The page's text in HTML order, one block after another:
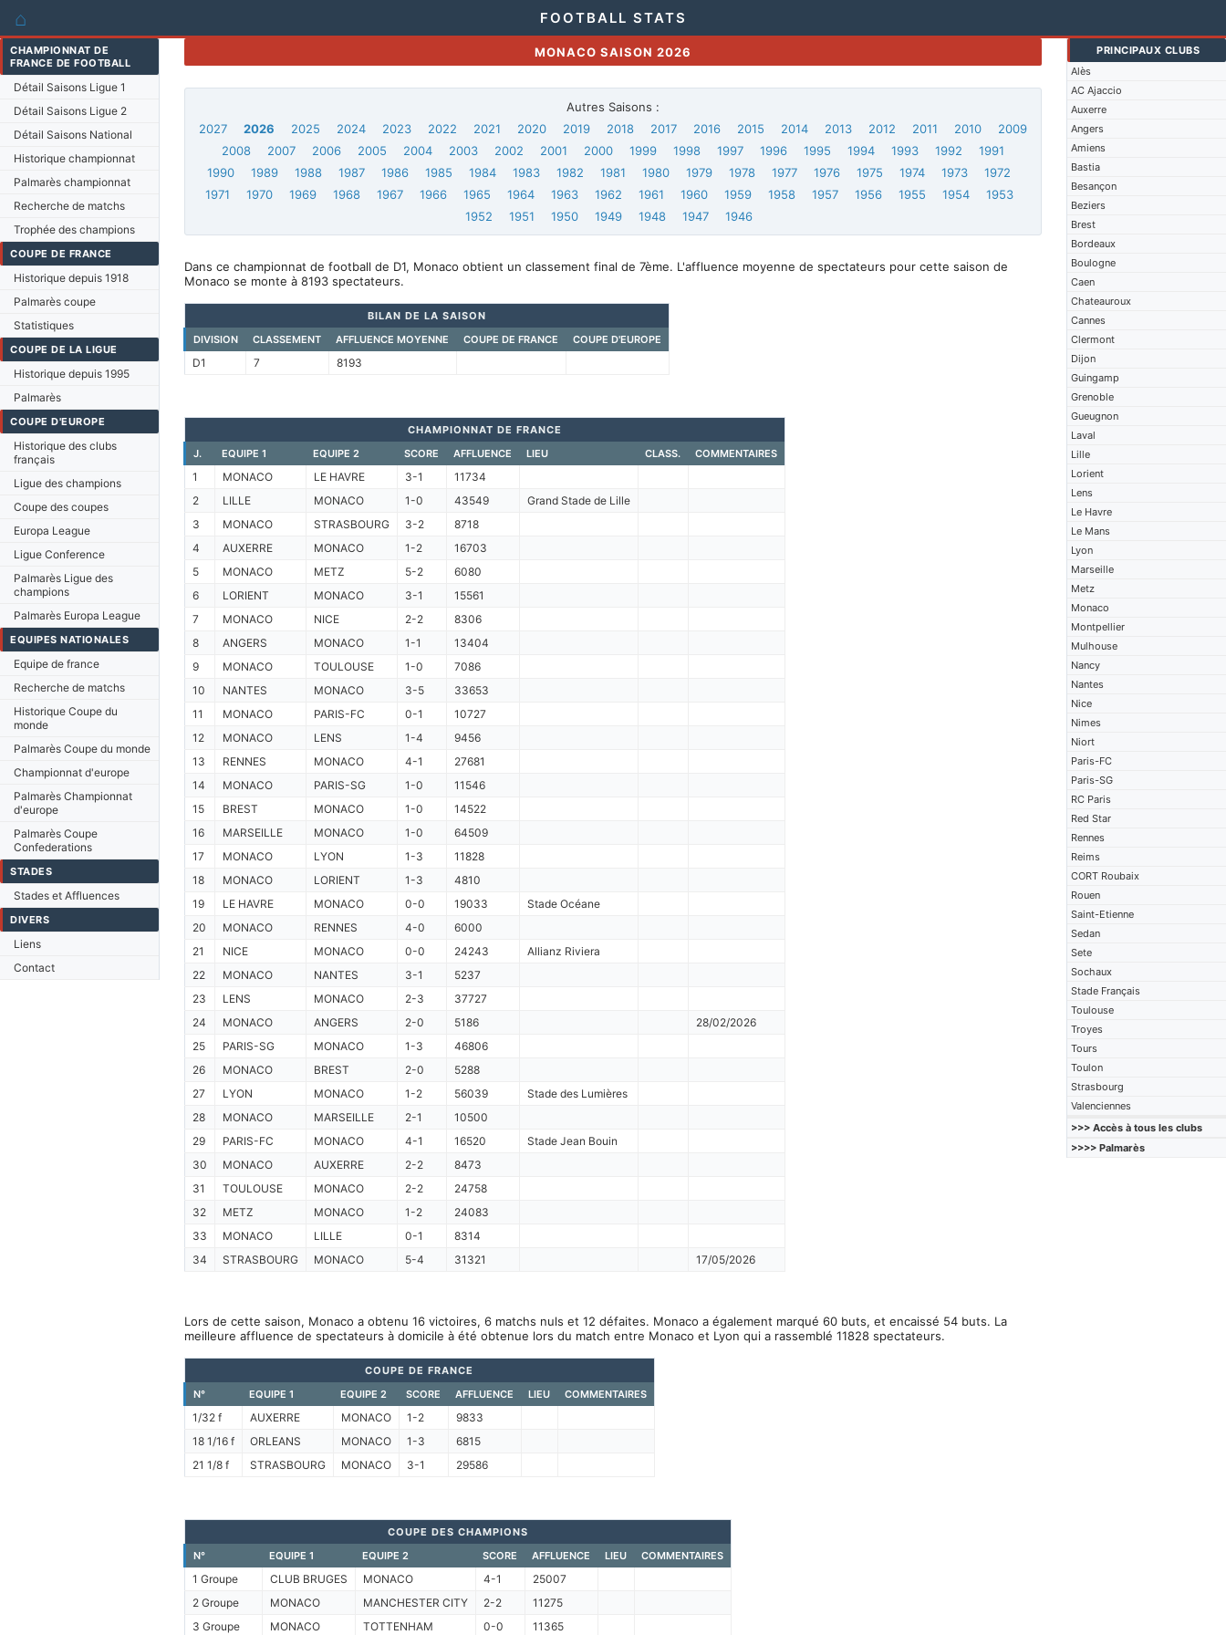
⌂ FOOTBALL STATS
CHAMPIONNAT DE
FRANCE DE FOOTBALL
Détail Saisons Ligue 1
Détail Saisons Ligue 2
Détail Saisons National
Historique championnat
Palmarès championnat
Recherche de matchs
Trophée des champions
COUPE DE FRANCE
Historique depuis 1918
Palmarès coupe
Statistiques
COUPE DE LA LIGUE
Historique depuis 1995
Palmarès
COUPE D'EUROPE
Historique des clubs
français
Ligue des champions
Coupe des coupes
Europa League
Ligue Conference
Palmarès Ligue des
champions
Palmarès Europa League
EQUIPES NATIONALES
Equipe de france
Recherche de matchs
Historique Coupe du
monde
Palmarès Coupe du monde
Championnat d'europe
Palmarès Championnat
d'europe
Palmarès Coupe
Confederations
STADES
Stades et Affluences
DIVERS
Liens
Contact
PRINCIPAUX CLUBS
Alès
AC Ajaccio
Auxerre
Angers
Amiens
Bastia
Besançon
Beziers
Brest
Bordeaux
Boulogne
Caen
Chateauroux
Cannes
Clermont
Dijon
Guingamp
Grenoble
Gueugnon
Laval
Lille
Lorient
Lens
Le Havre
Le Mans
Lyon
Marseille
Metz
Monaco
Montpellier
Mulhouse
Nancy
Nantes
Nice
Nimes
Niort
Paris-FC
Paris-SG
RC Paris
Red Star
Rennes
Reims
CORT Roubaix
Rouen
Saint-Etienne
Sedan
Sete
Sochaux
Stade Français
Toulouse
Troyes
Tours
Toulon
Strasbourg
Valenciennes
>>> Accès à tous les clubs
>>>> Palmarès
MONACO SAISON 2026
Autres Saisons :
2027
2026 2025 2024 2023 2022 2021 2020 2019 2018 2017 2016 2015 2014 2013 2012 2011 2010
2009
2008
2007 2006 2005 2004 2003 2002 2001 2000 1999 1998 1997 1996 1995 1994 1993 1992
1991
1990
1989 1988 1987 1986 1985 1984 1983 1982 1981 1980 1979 1978 1977 1976 1975 1974 1973
1972
1971
1970 1969 1968 1967 1966 1965 1964 1963 1962 1961 1960 1959 1958 1957 1956 1955 1954
1953
1952
1951 1950 1949 1948 1947 1946
Dans ce championnat de football de D1, Monaco obtient un classement final de 7ème. L'affluence moyenne de spectateurs pour cette saison de
Monaco se monte à 8193 spectateurs.
BILAN DE LA SAISON
DIVISION
CLASSEMENT AFFLUENCE MOYENNE COUPE DE FRANCE COUPE D'EUROPE
D1 7 8193
CHAMPIONNAT DE FRANCE
J.
EQUIPE 1 EQUIPE 2 SCORE AFFLUENCE LIEU CLASS. COMMENTAIRES
1 MONACO LE HAVRE 3-1
11734
2
LILLE MONACO 1-0 43549
Grand Stade de Lille
3
MONACO STRASBOURG 3-2
8718
4
AUXERRE MONACO 1-2
16703
5
MONACO METZ 5-2
6080
6
LORIENT MONACO 3-1
15561
7
MONACO NICE 2-2
8306
8
ANGERS MONACO 1-1
13404
9
MONACO TOULOUSE 1-0
7086
10
NANTES MONACO 3-5
33653
11
MONACO PARIS-FC 0-1
10727
12
MONACO LENS 1-4
9456
13
RENNES MONACO 4-1
27681
14
MONACO PARIS-SG 1-0
11546
15
BREST MONACO 1-0
14522
16
MARSEILLE MONACO 1-0
64509
17
MONACO LYON 1-3
11828
18
MONACO LORIENT 1-3
4810
19
LE HAVRE MONACO 0-0 19033
Stade Océane
20
MONACO RENNES 4-0
6000
21
NICE MONACO 0-0 24243
Allianz Riviera
22
MONACO NANTES 3-1
5237
23
LENS MONACO 2-3
37727
24
MONACO ANGERS 2-0 5186
28/02/2026
25
PARIS-SG MONACO 1-3
46806
26
MONACO BREST 2-0
5288
27
LYON MONACO 1-2 56039
Stade des Lumières
28
MONACO MARSEILLE 2-1
10500
29
PARIS-FC MONACO 4-1 16520
Stade Jean Bouin
30
MONACO AUXERRE 2-2
8473
31
TOULOUSE MONACO 2-2
24758
32
METZ MONACO 1-2
24083
33
MONACO LILLE 0-1
8314
34
STRASBOURG MONACO 5-4 31321 17/05/2026
Lors de cette saison, Monaco a obtenu 16 victoires, 6 matchs nuls et 12 défaites. Monaco a également marqué 60 buts, et encaissé 54 buts. La
meilleure affluence de spectateurs à domicile à été obtenue lors du match entre Monaco et Lyon qui a rassemblé 11828 spectateurs.
COUPE DE FRANCE
N°
EQUIPE 1 EQUIPE 2 SCORE AFFLUENCE LIEU COMMENTAIRES
1/32 f AUXERRE MONACO 1-2
9833
18 1/16 f
ORLEANS MONACO 1-3
6815
21 1/8 f
STRASBOURG MONACO 3-1 29586
COUPE DES CHAMPIONS
N°
EQUIPE 1 EQUIPE 2 SCORE AFFLUENCE LIEU COMMENTAIRES
1 Groupe CLUB BRUGES MONACO 4-1
25007
2 Groupe
MONACO MANCHESTER CITY 2-2
11275
3 Groupe
MONACO TOTTENHAM 0-0 11365